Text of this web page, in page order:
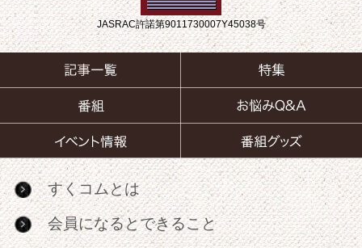
JASRAC許諾第9011730007Y45038号
すくコムとは
会員になるとできること